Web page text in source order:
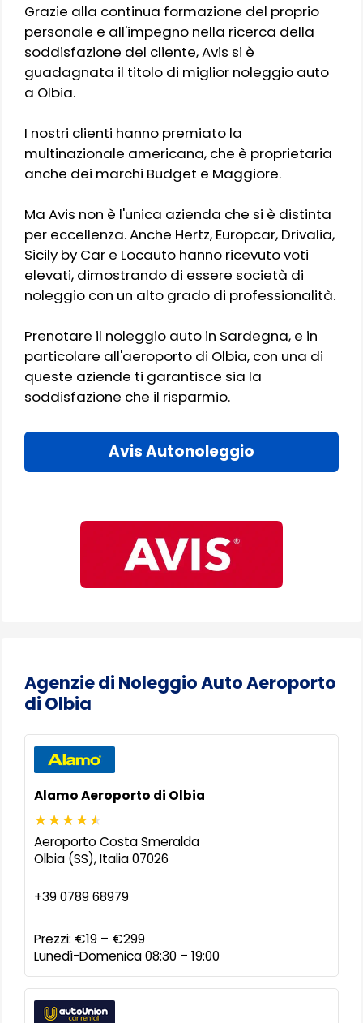
Grazie alla continua formazione del proprio
personale e all'impegno nella ricerca della
soddisfazione del cliente, Avis si è
guadagnata il titolo di miglior noleggio auto
a Olbia.
I nostri clienti hanno premiato la
multinazionale americana, che è proprietaria
anche dei marchi Budget e Maggiore.
Ma Avis non è l'unica azienda che si è distinta
per eccellenza. Anche Hertz, Europcar, Drivalia,
Sicily by Car e Locauto hanno ricevuto voti
elevati, dimostrando di essere società di
noleggio con un alto grado di professionalità.
Prenotare il noleggio auto in Sardegna, e in
particolare all'aeroporto di Olbia, con una di
queste aziende ti garantisce sia la
soddisfazione che il risparmio.
Avis Autonoleggio
Agenzie di Noleggio Auto Aeroporto
di Olbia
Alamo Aeroporto di Olbia
Aeroporto Costa Smeralda
Olbia (SS),Italia 07026
+39 0789 68979
Prezzi: €19 – €299
Lunedì-Domenica 08:30 – 19:00